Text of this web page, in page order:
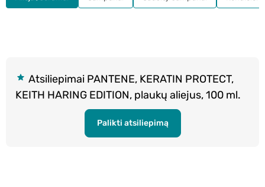
Atsiliepimai PANTENE, KERATIN PROTECT,
KEITH HARING EDITION, plaukų aliejus, 100 ml.
Palikti atsiliepimą